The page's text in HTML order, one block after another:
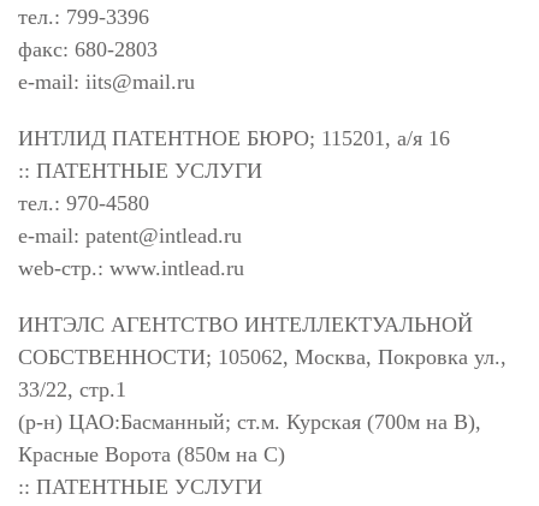
тел.: 799-3396
факс: 680-2803
e-mail: iits@mail.ru
ИНТЛИД ПАТЕНТНОЕ БЮРО; 115201, а/я 16
:: ПАТЕНТНЫЕ УСЛУГИ
тел.: 970-4580
e-mail: patent@intlead.ru
web-стр.: www.intlead.ru
ИНТЭЛС АГЕНТСТВО ИНТЕЛЛЕКТУАЛЬНОЙ
СОБСТВЕННОСТИ; 105062, Москва, Покровка ул.,
33/22, стр.1
(р-н) ЦАО:Басманный; ст.м. Курская (700м на В),
Красные Ворота (850м на С)
:: ПАТЕНТНЫЕ УСЛУГИ